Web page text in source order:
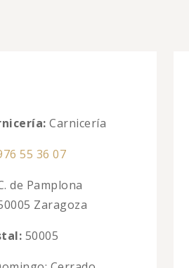
Carnicería
55 36 07
de Pamplona
Zaragoza
50005